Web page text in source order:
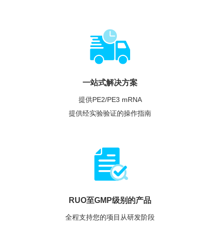
一站式解决方案
提供PE2/PE3 mRNA
提供经实验验证的操作指南
RUO至GMP级别的产品
全程支持您的项目从研发阶段